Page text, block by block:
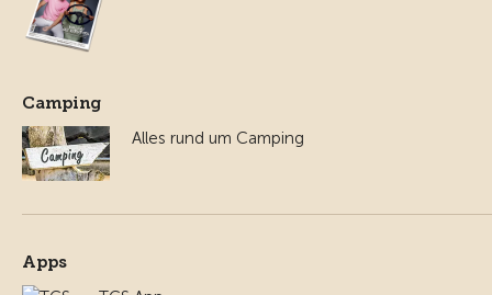
Camping
Alles rund um Camping
Apps